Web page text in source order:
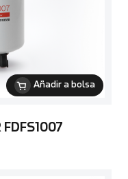
Añadir a bolsa
FDFS1007